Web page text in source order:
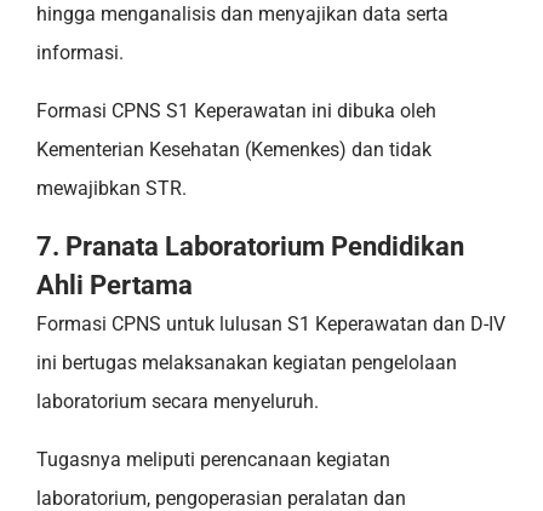
hingga menganalisis dan menyajikan data serta
informasi.
Formasi CPNS S1 Keperawatan ini dibuka oleh
Kementerian Kesehatan (Kemenkes) dan tidak
mewajibkan STR.
7. Pranata Laboratorium Pendidikan
Ahli Pertama
Formasi CPNS untuk lulusan S1 Keperawatan dan D-IV
ini bertugas melaksanakan kegiatan pengelolaan
laboratorium secara menyeluruh.
Tugasnya meliputi perencanaan kegiatan
laboratorium, pengoperasian peralatan dan